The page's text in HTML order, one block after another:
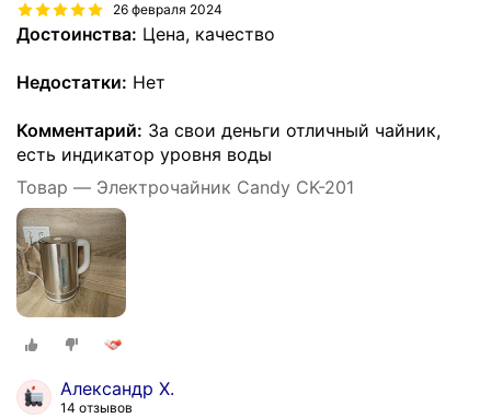
26 февраля 2024
Достоинства: Цена, качество
Недостатки: Нет
Комментарий: За свои деньги отличный чайник,
есть индикатор уровня воды
Товар — Электрочайник Candy CK-201
Александр Х.
14 отзывов